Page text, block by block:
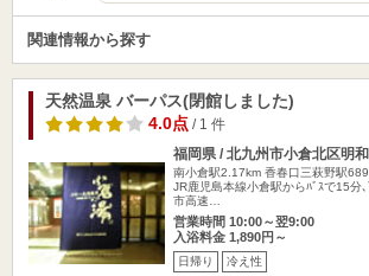
関連情報から探す
天然温泉 バーパス(閉館しました)
4.0点/ 1 件
福岡県 / 北九州市小倉北区明
南小倉駅2.17km 香春口三萩野駅
JR鹿児島本線小倉駅からﾊﾞｽで15分
市高速…
営業時間 10:00～翌9:00
入浴料金 1,890円～
日帰り 冷え性